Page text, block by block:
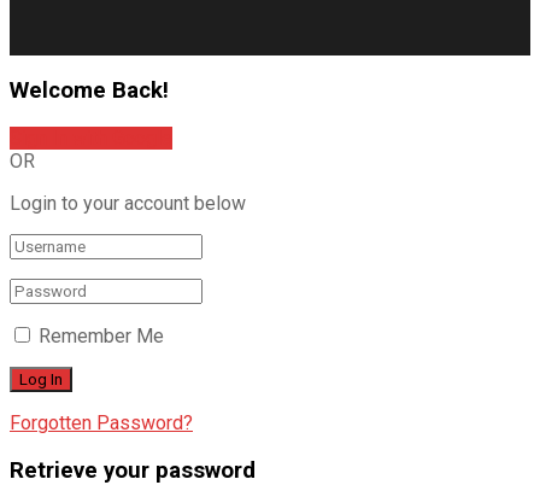
Welcome Back!
OR
Login to your account below
Remember Me
Forgotten Password?
Retrieve your password